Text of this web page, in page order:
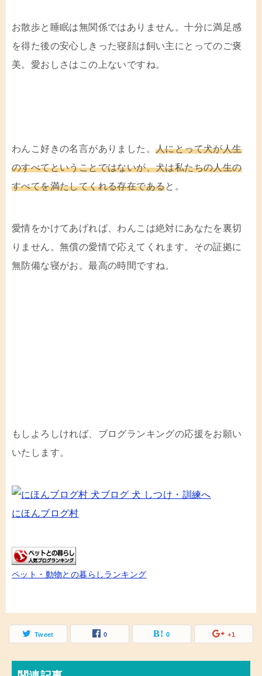
お散歩と睡眠は無関係ではありません。十分に満足感
を得た後の安心しきった寝顔は飼い主にとってのご褒
美。愛おしさはこの上ないですね。
わんこ好きの名言がありました。 人にとって犬が人生
のすべてということではないが、犬は私たちの人生の
すべてを満たしてくれる存在であると。
愛情をかけてあげれば、わんこは絶対にあなたを裏切
りません。無償の愛情で応えてくれます。その証拠に
無防備な寝がお。最高の時間ですね。
もしよろしければ、ブログランキングの応援をお願い
いたします。
にほんブログ村
ペット・動物との暮らしランキング
Tweet 0 0 +1